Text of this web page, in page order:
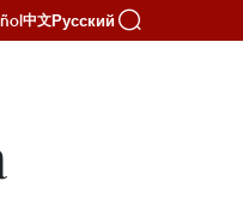
中文Русский